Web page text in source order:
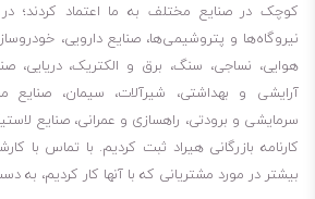
کوچک در صنایع مختلف به ما اعتماد کردند؛ در
نیروگاه‌ها و پتروشیمی‌ها، صنایع دارویی،
هوایی، نساجی، سنگ، برق و الکتریک، دریایی،
آرایشی و بهداشتی، شیرآلات، سیمان، صنایع
سرمایشی و برودتی، راهسازی و عمرانی، صنایع
کارنامه بازرگانی هیراد ثبت کردیم. با تماس با
بیشتر در مورد مشتریانی که با آنها کار کردیم، به